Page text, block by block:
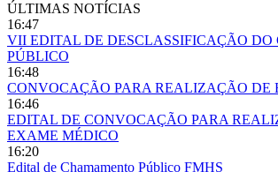
ÚLTIMAS NOTÍCIAS
16:47
VII EDITAL DE DESCLASSIFICAÇÃO DO
PÚBLICO
16:48
CONVOCAÇÃO PARA REALIZAÇÃO DE
16:46
EDITAL DE CONVOCAÇÃO PARA
EXAME MÉDICO
16:20
Edital de Chamamento Público FMHS